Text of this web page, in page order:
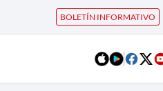
BOLETÍN INFORMATIVO